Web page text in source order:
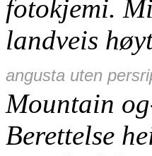
fotokjemi.
landveis
angusta uten
Mountain
Berettelse